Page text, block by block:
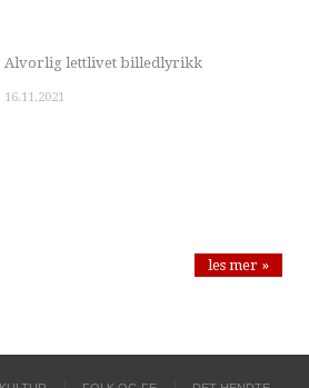
Alvorlig lettlivet billedlyrikk
16.11.2021
les mer »